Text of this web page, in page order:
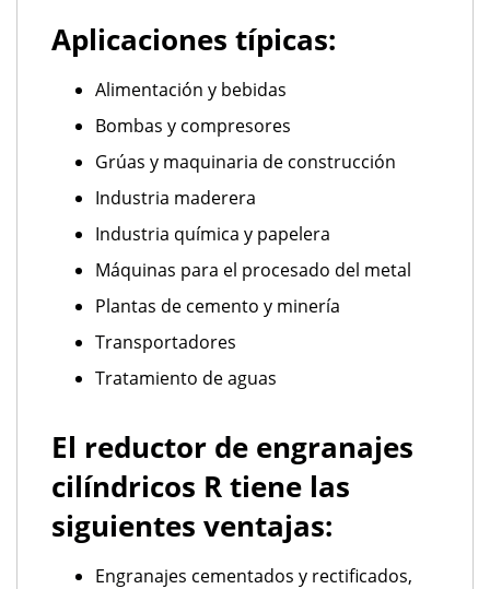
Aplicaciones típicas:
Alimentación y bebidas
Bombas y compresores
Grúas y maquinaria de construcción
Industria maderera
Industria química y papelera
Máquinas para el procesado del metal
Plantas de cemento y minería
Transportadores
Tratamiento de aguas
El reductor de engranajes
cilíndricos R tiene las
siguientes ventajas:
Engranajes cementados y rectificados,